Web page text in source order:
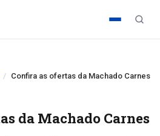
Confira as ofertas da Machado Carnes
da Machado Carnes